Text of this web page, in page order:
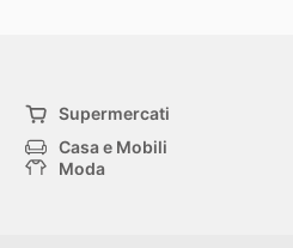
Supermercati
Casa e Mobili
Moda